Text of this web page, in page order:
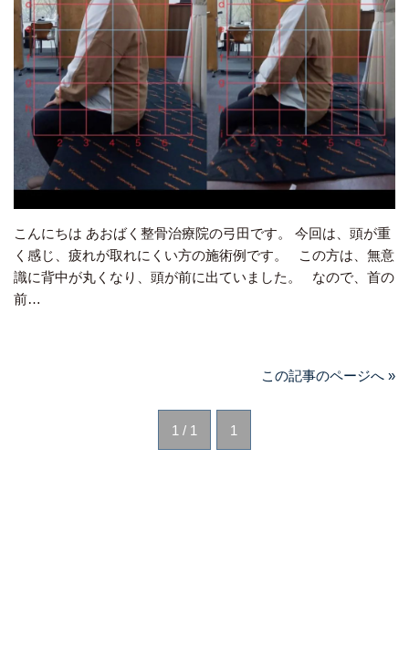
こんにちは あおばく整骨治療院の弓田です。 今回は、頭が重
く感じ、疲れが取れにくい方の施術例です。 この方は、無意
識に背中が丸くなり、頭が前に出ていました。 なので、首の
前…
この記事のページへ »
1 / 1 1